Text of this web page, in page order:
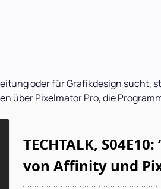
oder für Grafikdesign sucht,
über Pixelmator Pro, die